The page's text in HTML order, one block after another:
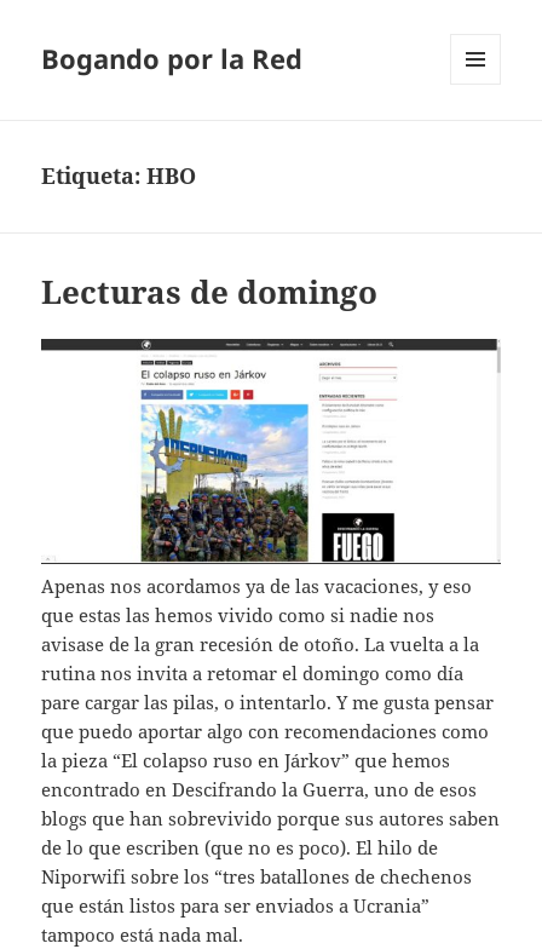
Bogando por la Red
Etiqueta:HBO
Lecturas de domingo
Apenas nos acordamos ya de las vacaciones, y eso
que estas las hemos vivido como si nadie nos
avisase de la gran recesión de otoño. La vuelta a la
rutina nos invita a retomar el domingo como día
pare cargar las pilas, o intentarlo. Y me gusta pensar
que puedo aportar algo con recomendaciones como
la pieza “El colapso ruso en Járkov” que hemos
encontrado en Descifrando la Guerra, uno de esos
blogs que han sobrevivido porque sus autores saben
de lo que escriben (que no es poco). El hilo de
Niporwifi sobre los “tres batallones de chechenos
que están listos para ser enviados a Ucrania”
tampoco está nada mal.